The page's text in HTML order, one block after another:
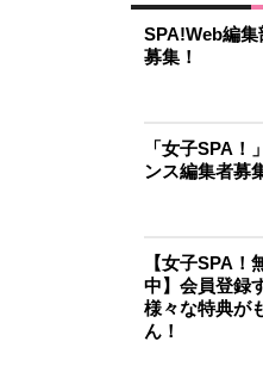
SPA!Web編
募集！
「女子SPA！
ンス編集者募
【女子SPA！
中】会員登録
様々な特典が
ん！